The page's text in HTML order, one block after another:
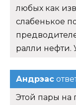
любых как
слабенькое
ралли нефти.
Андрэас
Этой пары на